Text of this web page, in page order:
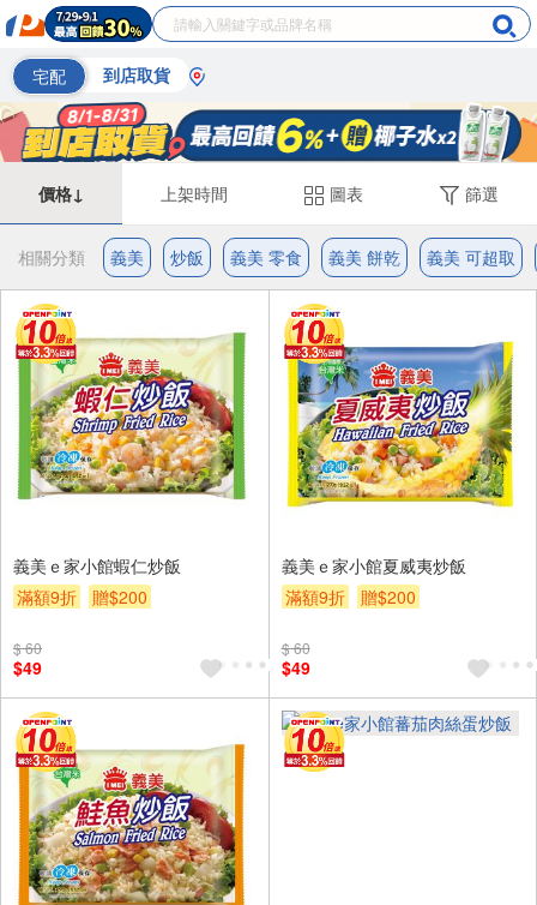
宅配 到店取貨
價格↓ 上架時間 圖表 篩選
相關分類 義美 炒飯 義美 零食 義美 餅乾 義美 可超取
義美ｅ家小館蝦仁炒飯
滿額9折
贈$200
$ 60
$49
義美ｅ家小館夏威夷炒飯
滿額9折
贈$200
$ 60
$49